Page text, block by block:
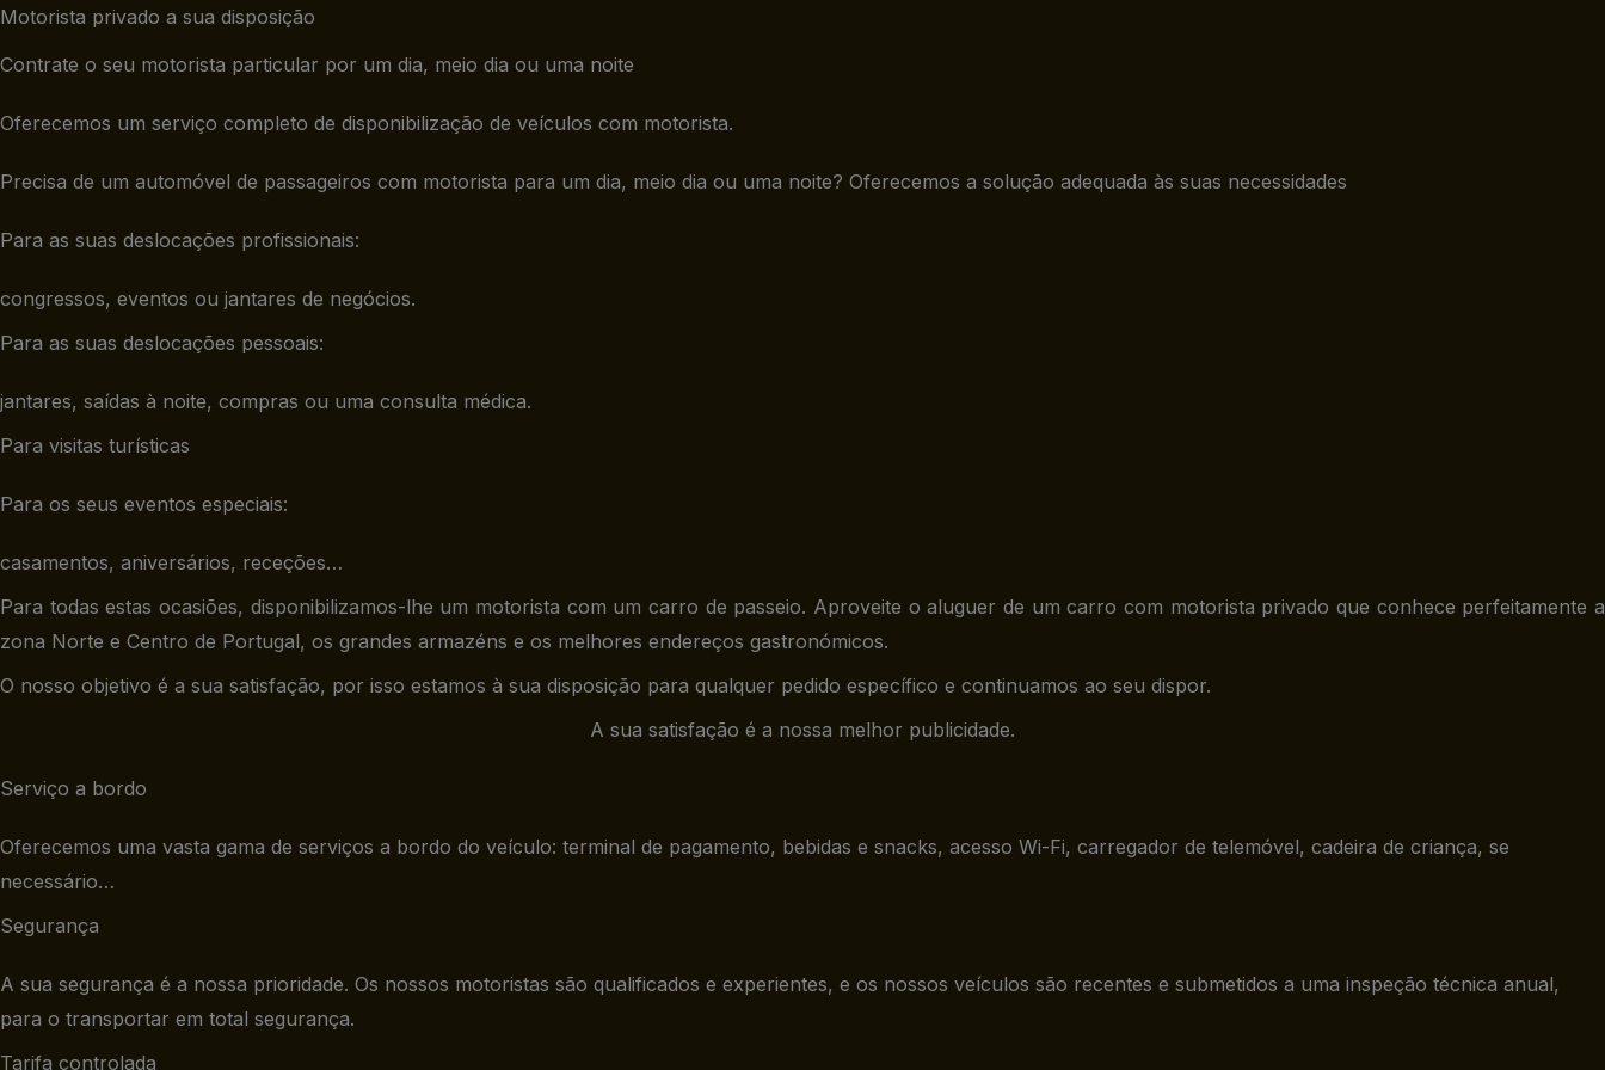
Motorista privado a sua disposição
Contrate o seu motorista particular por um dia, meio dia ou uma noite
Oferecemos um serviço completo de disponibilização de veículos com motorista.
Precisa de um automóvel de passageiros com motorista para um dia, meio dia ou uma noite? Oferecemos a solução adequada às suas necessidades
Para as suas deslocações profissionais:
congressos, eventos ou jantares de negócios.
Para as suas deslocações pessoais:
jantares, saídas à noite, compras ou uma consulta médica.
Para visitas turísticas
Para os seus eventos especiais:
casamentos, aniversários, receções…
Para todas estas ocasiões, disponibilizamos-lhe um motorista com um carro de passeio. Aproveite o aluguer de um carro com motorista privado que conhece perfeitamente a
zona Norte e Centro de Portugal, os grandes armazéns e os melhores endereços gastronómicos.
O nosso objetivo é a sua satisfação, por isso estamos à sua disposição para qualquer pedido específico e continuamos ao seu dispor.
A sua satisfação é a nossa melhor publicidade.
Serviço a bordo
Oferecemos uma vasta gama de serviços a bordo do veículo: terminal de pagamento, bebidas e snacks, acesso Wi-Fi, carregador de telemóvel, cadeira de criança, se
necessário…
Segurança
A sua segurança é a nossa prioridade. Os nossos motoristas são qualificados e experientes, e os nossos veículos são recentes e submetidos a uma inspeção técnica anual,
para o transportar em total segurança.
Tarifa controlada